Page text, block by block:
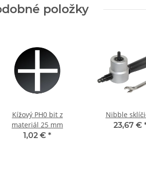
položky
Kížový PH0 bit z
materiál 25 mm
1,02 € *
Nibble
23,67 €